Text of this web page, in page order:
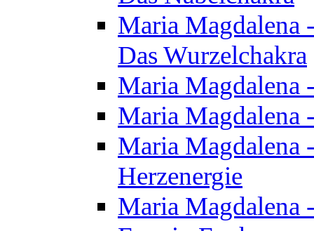
Maria Magdalena
Das Wurzelchakra
Maria Magdalena
Maria Magdalena
Maria Magdalena
Herzenergie
Maria Magdalena